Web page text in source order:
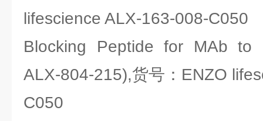
lifescience ALX-163-008-C050
Blocking Peptide for MAb to
ALX-804-215),货号：ENZO
C050